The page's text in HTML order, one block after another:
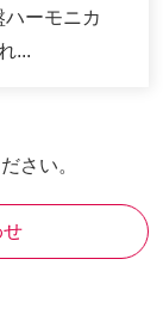
ーモニカ
...
さい。
せ